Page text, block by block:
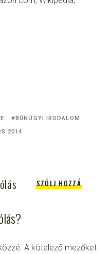
BŰNÜGYI IRODALOM
2014
SZÓLJ HOZZÁ
A kötelező mezőket